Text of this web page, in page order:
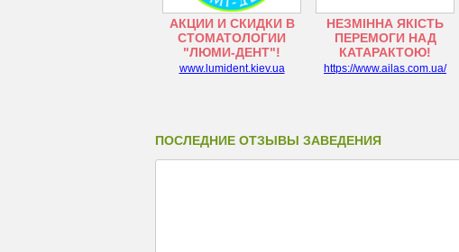
АКЦИИ И СКИДКИ В
СТОМАТОЛОГИИ
"ЛЮМИ-ДЕНТ"!
www.lumident.kiev.ua
НЕЗМІННА ЯКІСТЬ
ПЕРЕМОГИ НАД
КАТАРАКТОЮ!
https://www.ailas.com.ua/
ПОСЛЕДНИЕ ОТЗЫВЫ ЗАВЕДЕНИЯ